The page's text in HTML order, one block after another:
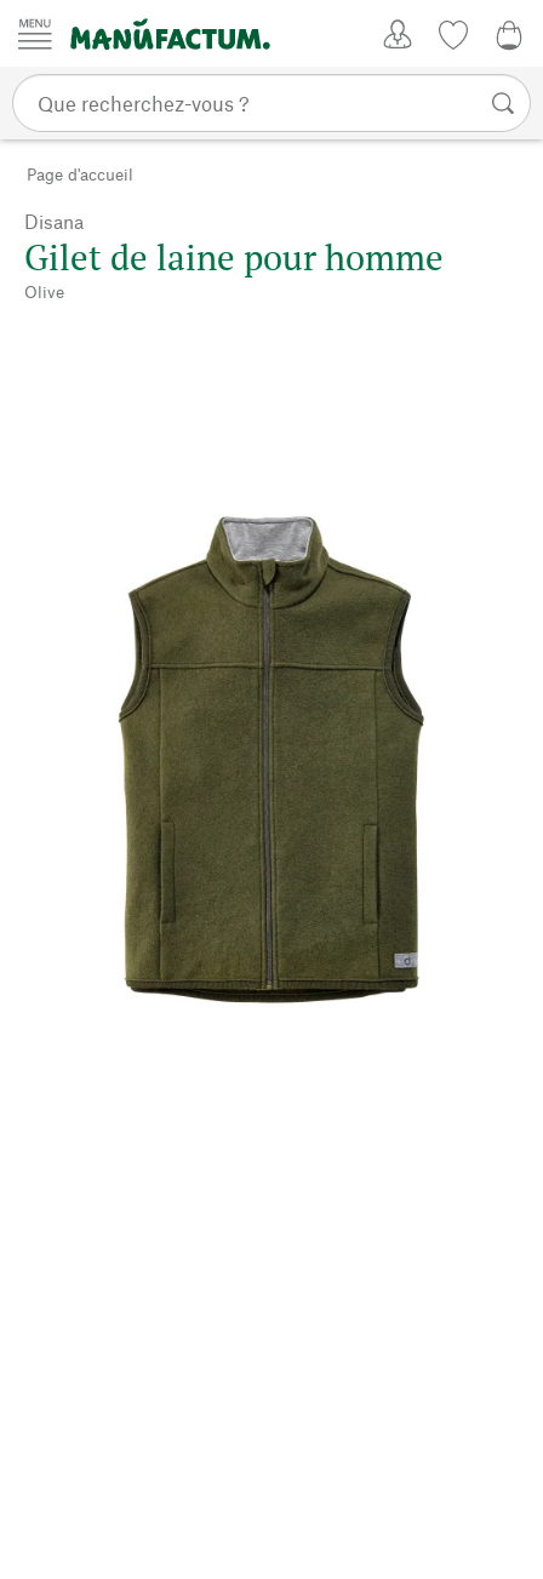
Passer au contenu
Page d'accueil
Disana
Gilet de laine pour homme
Olive